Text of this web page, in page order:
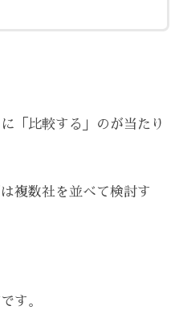
「比較する」のが当たり
複数社を並べて検討す
す。